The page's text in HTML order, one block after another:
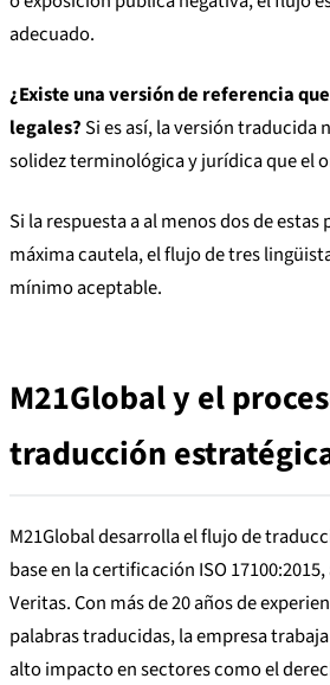
adecuado.
¿Existe una versión de referencia
legales?Si es así, la versión traducida
solidez terminológica y jurídica que el
Si la respuesta a al menos dos de
máxima cautela, el flujo de tres
mínimo aceptable.
M21Global y el
traducción
M21Global desarrolla el flujo de
base en la certificación ISO
Veritas. Con más de 20 años de
palabras traducidas, la empresa
alto impacto en sectores como el